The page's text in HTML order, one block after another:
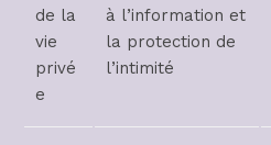
de la
vie
privé
e
à l’information et
la protection de
l’intimité